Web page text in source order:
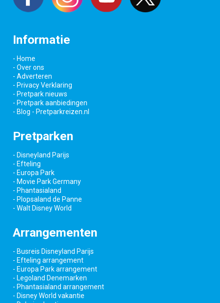
Informatie
- Home
- Over ons
- Adverteren
- Privacy Verklaring
- Pretpark nieuws
- Pretpark aanbiedingen
- Blog - Pretparkreizen.nl
Pretparken
- Disneyland Parijs
- Efteling
- Europa Park
- Movie Park Germany
- Phantasialand
- Plopsaland de Panne
- Walt Disney World
Arrangementen
- Busreis Disneyland Parijs
- Efteling arrangement
- Europa Park arrangement
- Legoland Denemarken
- Phantasialand arrangement
- Disney World vakantie